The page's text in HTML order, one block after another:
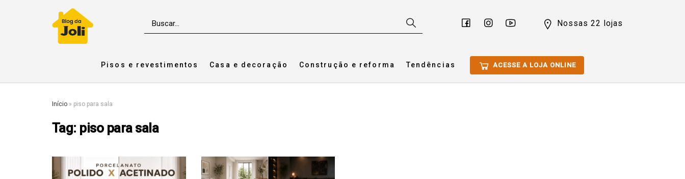
Nossas 22 lojas
Pisos e revestimentos Casa e decoração Construção e reforma Tendências ACESSE A LOJA ONLINE
Início » piso para sala
Tag: piso para sala